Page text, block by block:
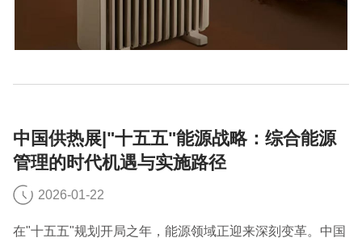
中国供热展|"十五五"能源战略：综合能源
管理的时代机遇与实施路径
2026-01-22
在"十五五"规划开局之年，能源领域正迎来深刻变革。中国